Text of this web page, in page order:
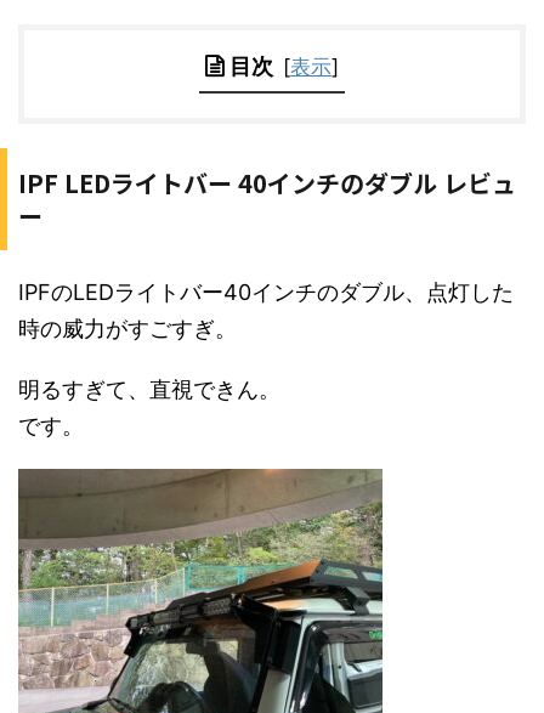
目次 [表示]
IPF LEDライトバー 40インチのダブル レビュ
ー
IPFのLEDライトバー40インチのダブル、点灯した
時の威力がすごすぎ。
明るすぎて、直視できん。
です。